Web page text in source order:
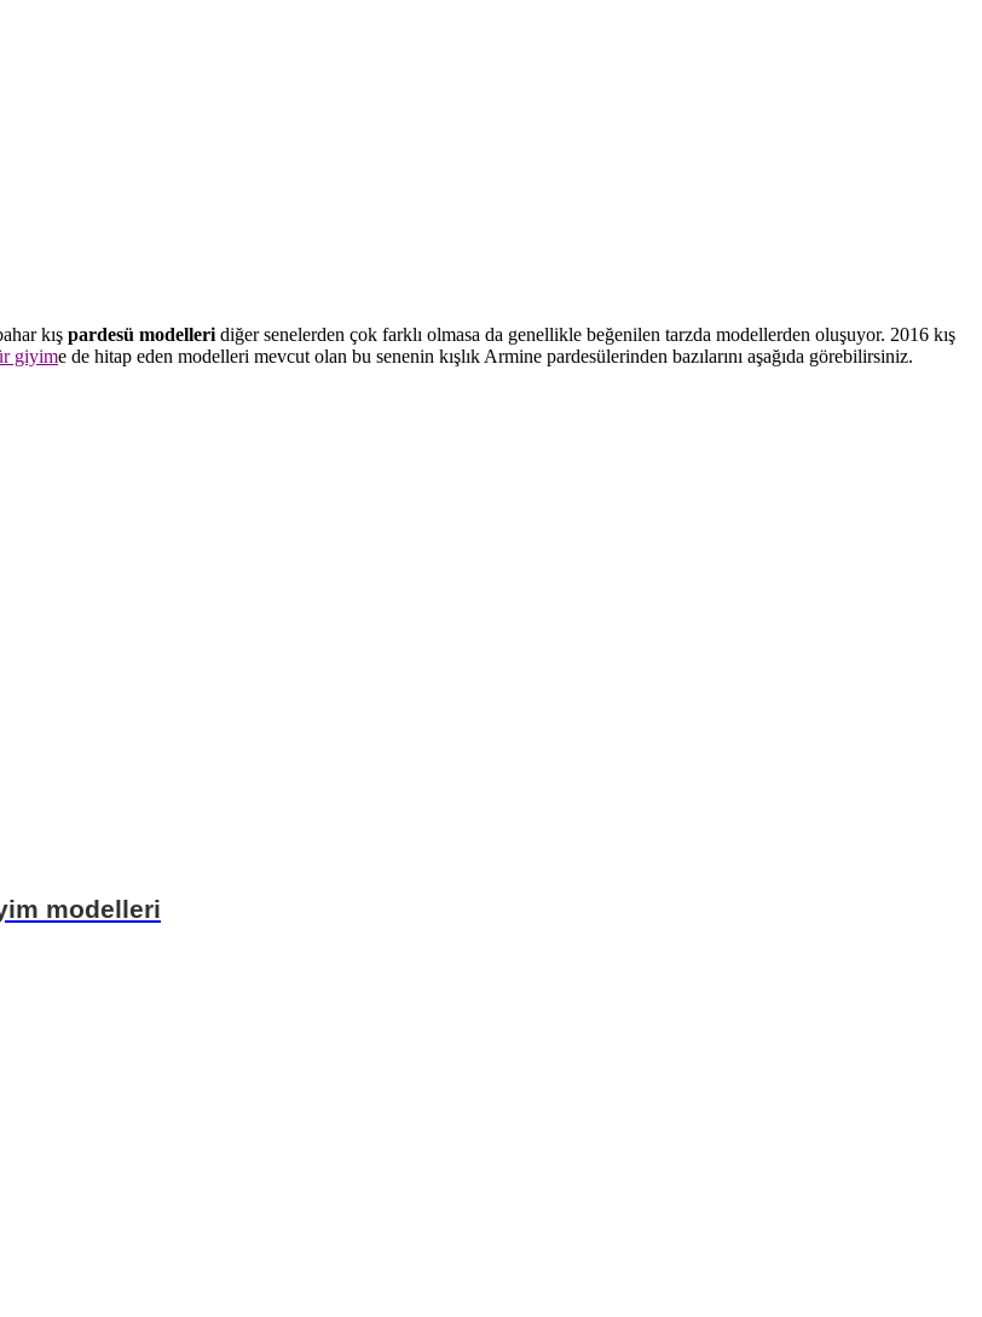
kış pardesü modelleridiğer senelerden çok farklı olmasa da genellikle beğenilen tarzda modellerden oluşuyor. 2016 kış
giyime de hitap eden modelleri mevcut olan bu senenin kışlık Armine pardesülerinden bazılarını aşağıda görebilirsiniz.
modelleri